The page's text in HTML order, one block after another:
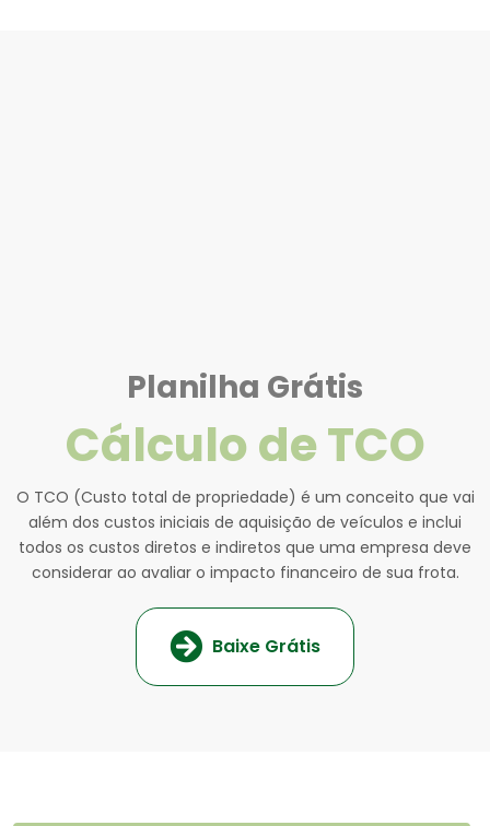
Planilha Grátis
Cálculo de TCO
O TCO (Custo total de propriedade) é um conceito que vai
além dos custos iniciais de aquisição de veículos e inclui
todos os custos diretos e indiretos que uma empresa deve
considerar ao avaliar o impacto financeiro de sua frota.
Baixe Grátis